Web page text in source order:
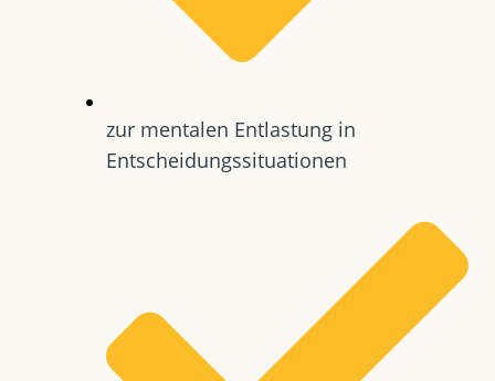
zur mentalen Entlastung in
Entscheidungssituationen